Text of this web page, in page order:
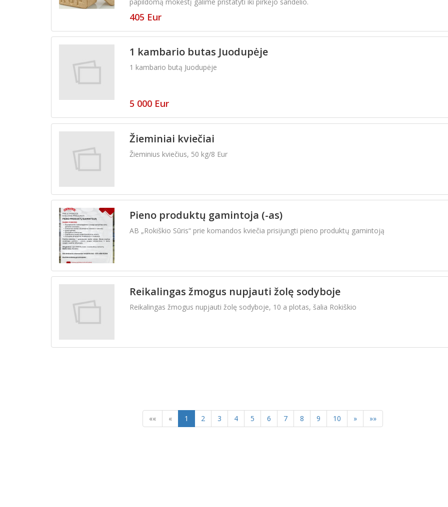
405 Eur
1 kambario butas Juodupėje
1 kambario butą Juodupėje
5 000 Eur
Žieminiai kviečiai
Žieminius kviečius, 50 kg/8 Eur
Pieno produktų gamintoja (-as)
AB „Rokiškio Sūris“ prie komandos kviečia prisijungti pieno produktų gamintoją
Reikalingas žmogus nupjauti žolę sodyboje
Reikalingas žmogus nupjauti žolę sodyboje, 10 a plotas, šalia Rokiškio
«« « 1 2 3 4 5 6 7 8 9 10 » »»